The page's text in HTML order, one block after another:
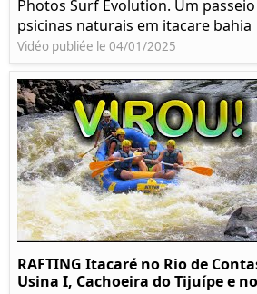
Photos Surf Evolution. Um
psicinas naturais em itacare bahia
Vidéo publiée le 04/01/2025
RAFTING Itacaré no Rio de
Usina I, Cachoeira do Tijuípe e